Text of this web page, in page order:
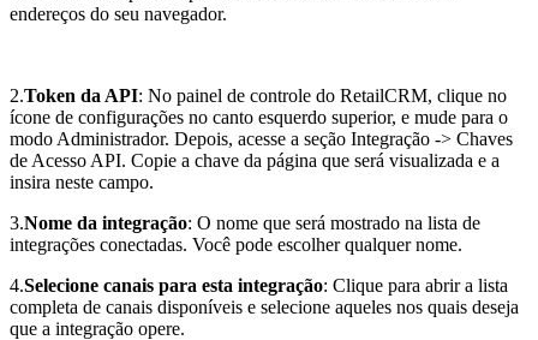
endereços do seu navegador.
2.Token da API: No painel de controle do RetailCRM, clique no
ícone de configurações no canto esquerdo superior, e mude para o
modo Administrador. Depois, acesse a seção Integração -> Chaves
de Acesso API. Copie a chave da página que será visualizada e a
insira neste campo.
3.Nome da integração: O nome que será mostrado na lista de
integrações conectadas. Você pode escolher qualquer nome.
4.Selecione canais para esta integração: Clique para abrir a lista
completa de canais disponíveis e selecione aqueles nos quais deseja
que a integração opere.